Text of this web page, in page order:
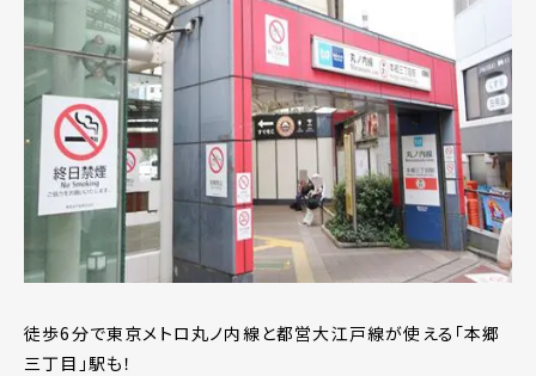
徒歩6分で東京メトロ丸ノ内線と都営大江戸線が使える「本郷
三丁目」駅も！